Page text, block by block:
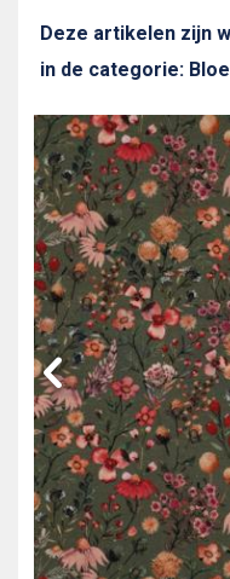
Deze artikelen zijn
in de categorie: